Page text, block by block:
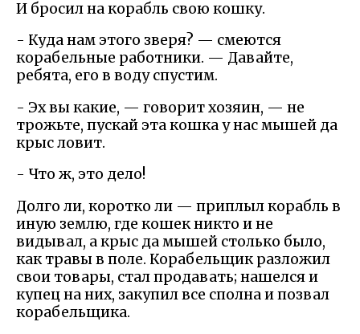
И бросил на корабль свою кошку.
- Куда нам этого зверя? — смеются
корабельные работники. — Давайте,
ребята, его в воду спустим.
- Эх вы какие, — говорит хозяин, — не
трожьте, пускай эта кошка у нас мышей да
крыс ловит.
- Что ж, это дело!
Долго ли, коротко ли — приплыл корабль в
иную землю, где кошек никто и не
видывал, а крыс да мышей столько было,
как травы в поле. Корабельщик разложил
свои товары, стал продавать; нашелся и
купец на них, закупил все сполна и позвал
корабельщика.